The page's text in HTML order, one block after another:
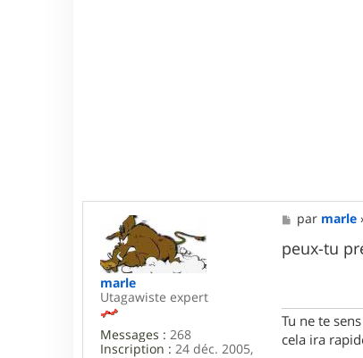
marle
Utagawiste expert
Messages : 268
Inscription : 24 déc. 2005,
M
e
s
s
par marle
peux-tu
Tu ne te
cela ira